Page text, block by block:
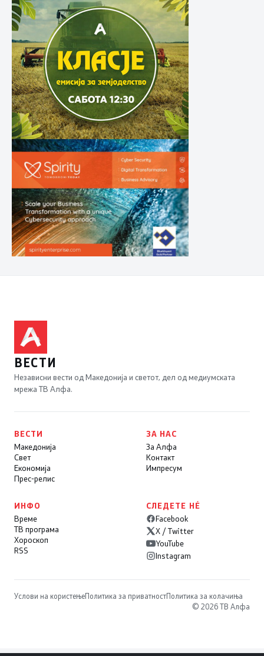
ВЕСТИ
Независни вести од Македонија и светот, дел од медиумската
мрежа ТВ Алфа.
ВЕСТИ
Македонија
Свет
Економија
Прес-релис
ЗА НАС
За Алфа
Контакт
Импресум
ИНФО
Време
ТВ програма
Хороскоп
RSS
СЛЕДЕТЕ НÉ
Facebook
X / Twitter
YouTube
Instagram
Услови на користењеПолитика за приватностПолитика за колачиња
© 2026 ТВ Алфа